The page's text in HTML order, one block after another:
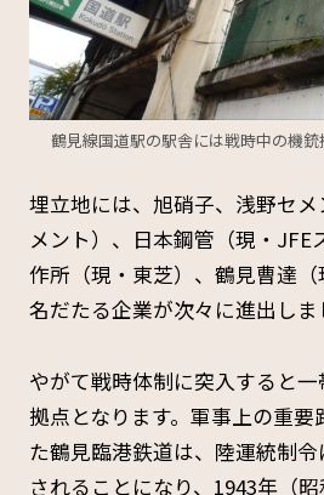
鶴見線国道駅の駅舎には戦時中の機
埋立地には、旭硝子、浅野セ
メント）、日本鋼管（現・JFE
作所（現・東芝）、鶴見曹達
名だたる企業が次々に進出しま
やがて戦時体制に突入すると
拠点となります。軍事上の重
た鶴見臨港鉄道は、陸運統制
されることになり、1943年（